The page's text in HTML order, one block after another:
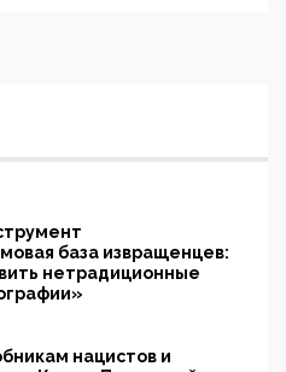
база извращенцев:
нетрадиционные
нацистов и